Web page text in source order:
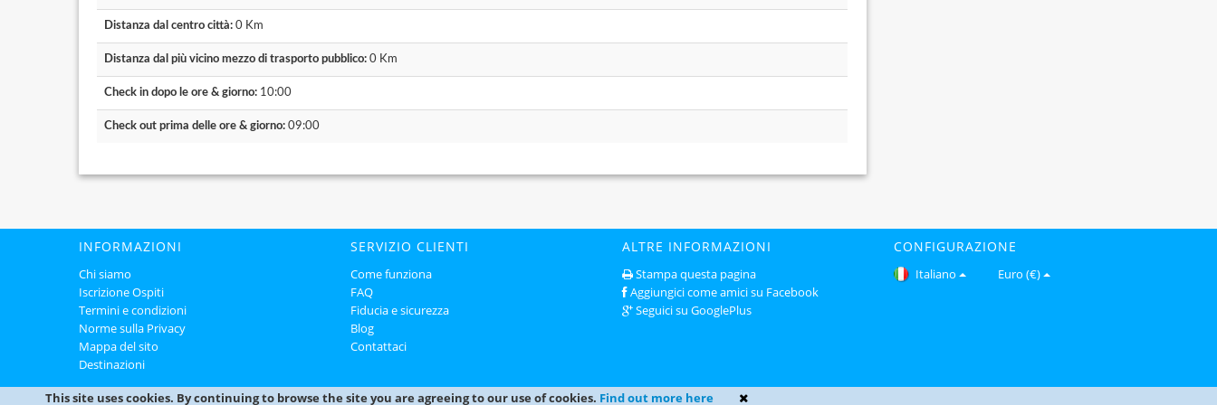
Distanza dal centro città: 0 Km
Distanza dal più vicino mezzo di trasporto pubblico: 0 Km
Check in dopo le ore & giorno: 10:00
Check out prima delle ore & giorno: 09:00
INFORMAZIONI
Chi siamo
Iscrizione Ospiti
Termini e condizioni
Norme sulla Privacy
Mappa del sito
Destinazioni
SERVIZIO CLIENTI
Come funziona
FAQ
Fiducia e sicurezza
Blog
Contattaci
ALTRE INFORMAZIONI
Stampa questa pagina
Aggiungici come amici su Facebook
Seguici su GooglePlus
CONFIGURAZIONE
Italiano Euro (€)
Copyright © 2026 Gomfy.com. Tutti i diritti riservati.
This site uses cookies. By continuing to browse the site you are agreeing to our use of cookies. Find out more here